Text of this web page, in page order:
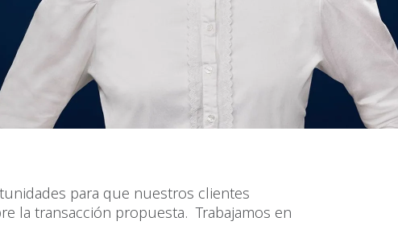
para que nuestros clientes
la transacción propuesta. Trabajamos en